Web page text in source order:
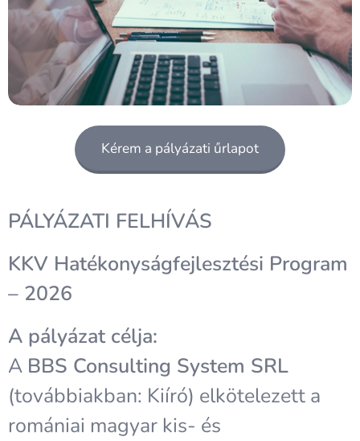
Kérem a pályázati űrlapot
PÁLYÁZATI FELHÍVÁS
KKV Hatékonyságfejlesztési Program
– 2026
A pályázat célja:
A BBS Consulting System SRL
(továbbiakban: Kiíró) elkötelezett a
romániai magyar kis- és